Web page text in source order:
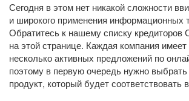
Сегодня в этом нет никакой сложности
и широкого применения информационных
Обратитесь к нашему списку кредиторов
на этой странице. Каждая компания
несколько активных предложений по
поэтому в первую очередь нужно
продукт, который будет соответствовать